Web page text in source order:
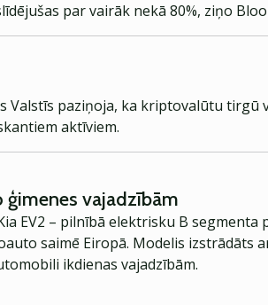
par vairāk nekā 80%, ziņo
Valstīs paziņoja, ka kriptovalūtu tirgū
aktīviem.
ģimenes vajadzībām
EV2 – pilnībā elektrisku B segmenta
saimē Eiropā. Modelis izstrādāts
ikdienas vajadzībām.